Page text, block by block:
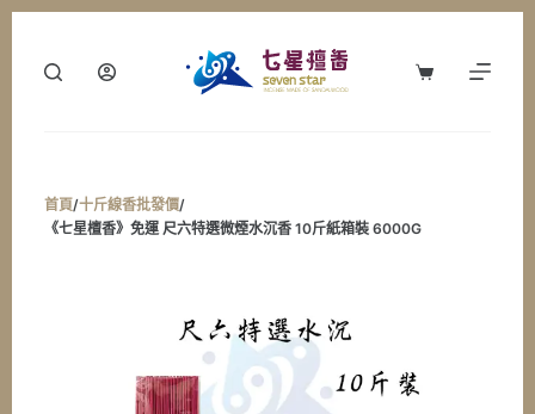
購
首頁/十斤線香批發價/
《七星檀香》免運 尺六特選微煙水沉香 10斤紙箱裝 6000G